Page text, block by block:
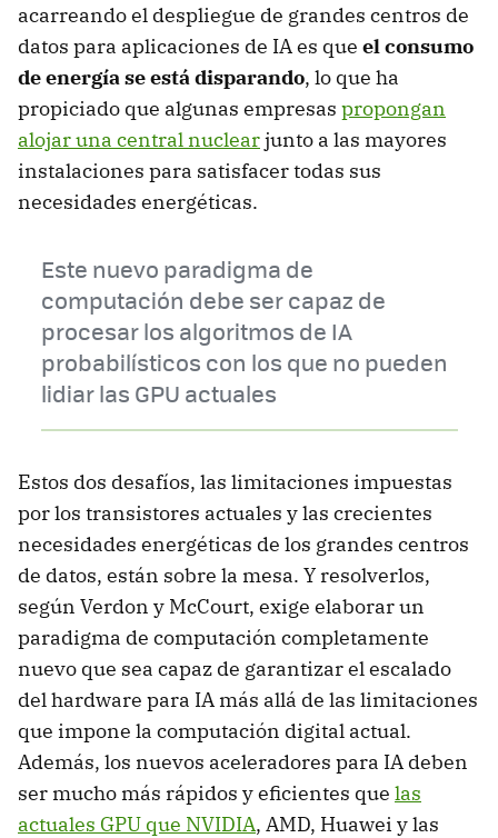
acarreando el despliegue de grandes centros de
datos para aplicaciones de IA es que el consumo
de energía se está disparando, lo que ha
propiciado que algunas empresas propongan
alojar una central nuclearjunto a las mayores
instalaciones para satisfacer todas sus
necesidades energéticas.
Este nuevo paradigma de
computación debe ser capaz de
procesar los algoritmos de IA
probabilísticos con los que no pueden
lidiar las GPU actuales
Estos dos desafíos, las limitaciones impuestas
por los transistores actuales y las crecientes
necesidades energéticas de los grandes centros
de datos, están sobre la mesa. Y resolverlos,
según Verdon y McCourt, exige elaborar un
paradigma de computación completamente
nuevo que sea capaz de garantizar el escalado
del hardware para IA más allá de las limitaciones
que impone la computación digital actual.
Además, los nuevos aceleradores para IA deben
ser mucho más rápidos y eficientes que las
actuales GPU que NVIDIA, AMD, Huawei y las